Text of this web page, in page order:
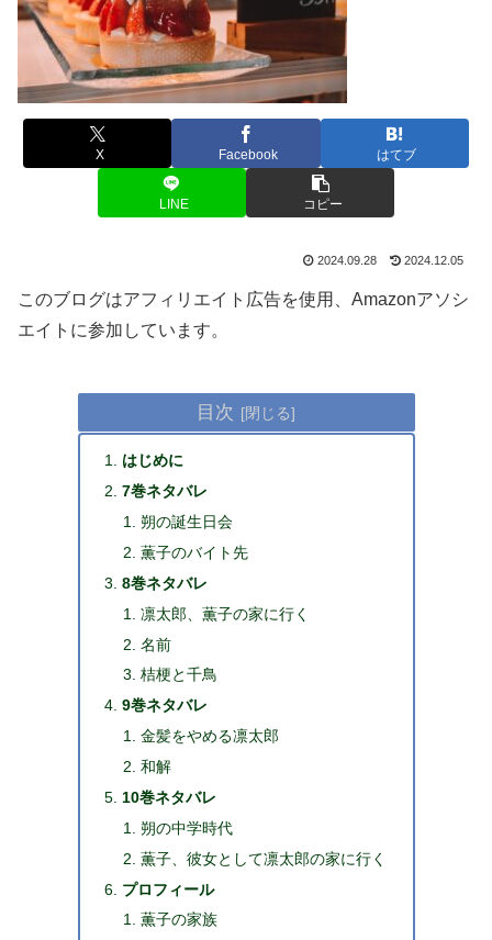
X Facebook はてブ
LINE コピー
2024.09.28 2024.12.05
このブログはアフィリエイト広告を使用、Amazonアソシ
エイトに参加しています。
目次
はじめに
7巻ネタバレ
朔の誕生日会
薫子のバイト先
8巻ネタバレ
凛太郎、薫子の家に行く
名前
桔梗と千鳥
9巻ネタバレ
金髪をやめる凛太郎
和解
10巻ネタバレ
朔の中学時代
薫子、彼女として凛太郎の家に行く
プロフィール
薫子の家族